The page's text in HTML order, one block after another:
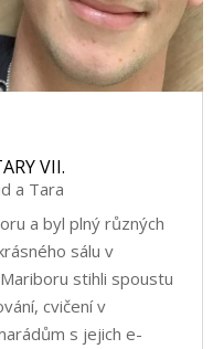
VII.
a Tara
a byl plný různých
sálu v
stihli spoustu
cvičení v
s jejich e-